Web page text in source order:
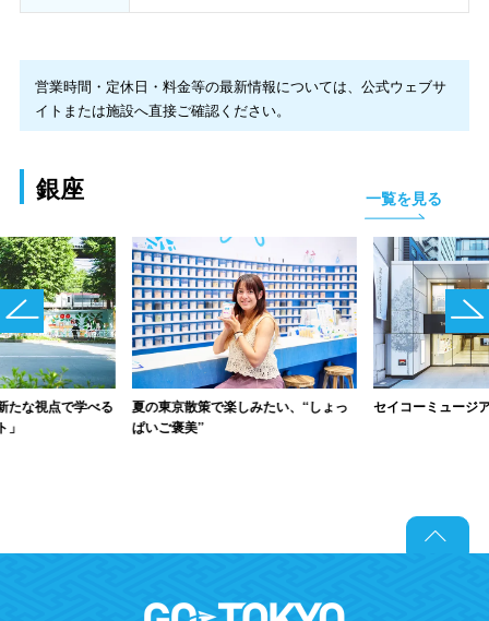
営業時間・定休日・料金等の最新情報については、公式ウェブサ
イトまたは施設へ直接ご確認ください。
銀座 一覧を見る
たな視点で学べる
夏の東京散策で楽しみたい、“しょっ
ぱいご褒美”
セイコーミュージ